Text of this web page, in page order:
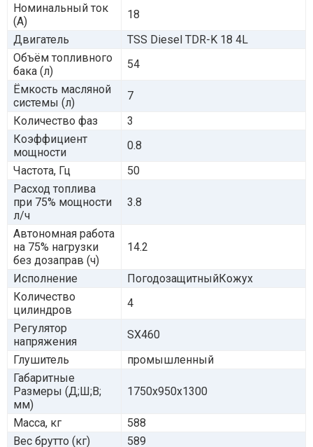
Номинальный ток
(А)
18
Двигатель
TSS Diesel TDR-K 18 4L
Объём топливного
бака (л)
54
Ёмкость масляной
системы (л)
7
Количество фаз
3
Коэффициент
мощности
0.8
Частота, Гц
50
Расход топлива
при 75% мощности
л/ч
3.8
Автономная работа
на 75% нагрузки
без дозаправ (ч)
14.2
Исполнение
ПогодозащитныйКожух
Количество
цилиндров
4
Регулятор
напряжения
SX460
Глушитель
промышленный
Габаритные
Размеры (Д;Ш;В;
мм)
1750x950x1300
Масса, кг
588
Вес брутто (кг)
589